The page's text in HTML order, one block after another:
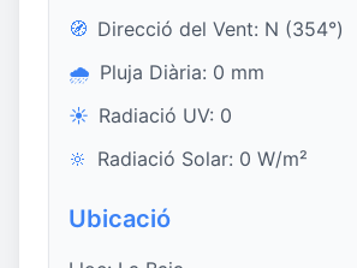
🧭 Direcció del Vent: N (354°)
🌧️ Pluja Diària: 0 mm
☀️ Radiació UV: 0
🔆 Radiació Solar: 0 W/m²
Ubicació